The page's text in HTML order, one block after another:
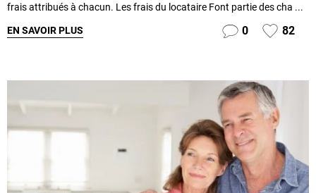
frais attribués à chacun. Les frais du locataire Font partie des cha ...
EN SAVOIR PLUS 0 82